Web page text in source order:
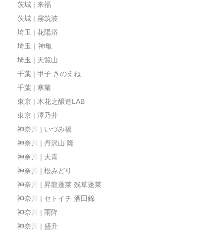
茨城 | 来福
茨城 | 霧筑波
埼玉 | 花陽浴
埼玉｜神亀
埼玉 | 天覧山
千葉 | 甲子 きのえね
千葉 | 寒菊
東京 | 木花之醸造LAB
東京 | 澤乃井
神奈川 | いづみ橋
神奈川 | 丹沢山 隆
神奈川 | 天青
神奈川 | 松みどり
神奈川 | 昇龍蓬莱 残草蓬莱
神奈川 | セトイチ 酒田錦
神奈川 | 雨降
神奈川 | 盛升